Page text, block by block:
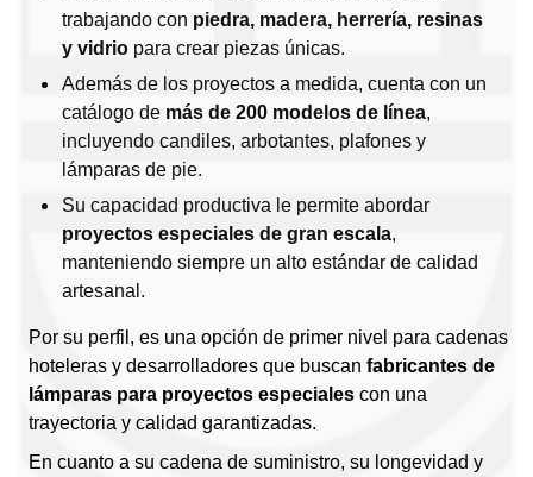
trabajando con piedra, madera, herrería, resinas
y vidrio para crear piezas únicas.
Además de los proyectos a medida, cuenta con un
catálogo de más de 200 modelos de línea,
incluyendo candiles, arbotantes, plafones y
lámparas de pie.
Su capacidad productiva le permite abordar
proyectos especiales de gran escala,
manteniendo siempre un alto estándar de calidad
artesanal.
Por su perfil, es una opción de primer nivel para cadenas
hoteleras y desarrolladores que buscan fabricantes de
lámparas para proyectos especiales con una
trayectoria y calidad garantizadas.
En cuanto a su cadena de suministro, su longevidad y